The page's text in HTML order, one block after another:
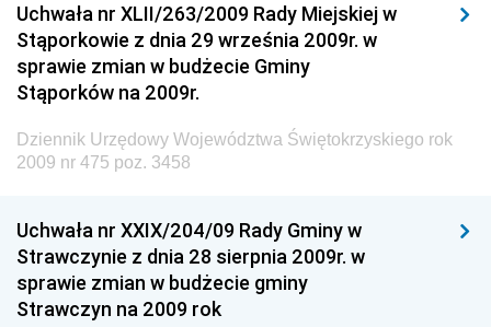
Dziennik Urzędowy Generalnej Dyrekcji Dróg
Krajowych i Autostrad
Dziennik Urzędowy Ministra Środowiska
Dziennik Urzędowy Ministra Edukacji
Dziennik Urzędowy Ministra Przemysłu
Dziennik Urzędowy Ministra Finansów i Gospodarki
Dziennik Urzędowy Ministra do Spraw Unii
Uchwała nr XLII/263/2009 Rady Miejskiej w
Stąporkowie z dnia 29 września 2009r. w
sprawie zmian w budżecie Gminy
Stąporków na 2009r.
Dziennik Urzędowy Województwa Świętokrzyskiego rok
2009 nr 475 poz. 3458
Uchwała nr XXIX/204/09 Rady Gminy w
Strawczynie z dnia 28 sierpnia 2009r. w
sprawie zmian w budżecie gminy
Strawczyn na 2009 rok